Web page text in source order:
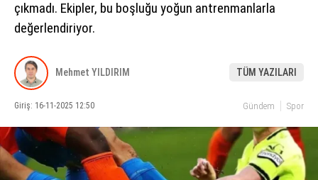
WhatsApp İhbar Hattı
EĞITIM
SAĞLIK
KÜLTÜR SANAT
çıkmadı. Ekipler, bu boşluğu yoğun antrenmanlarla
değerlendiriyor.
Mehmet YILDIRIM TÜM YAZILARI
Giriş: 16-11-2025 12:50 Gündem Spor